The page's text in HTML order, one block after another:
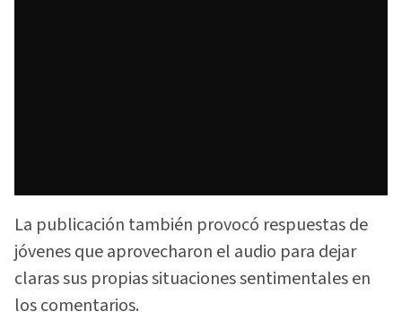
La publicación también provocó respuestas de
jóvenes que aprovecharon el audio para dejar
claras sus propias situaciones sentimentales en
los comentarios.